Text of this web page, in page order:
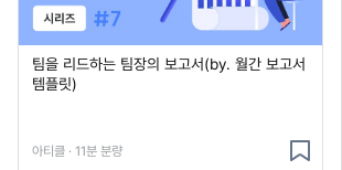
팀을 리드하는 팀장의 보고서(by. 월간 보고서
템플릿)
아티클 · 11분 분량